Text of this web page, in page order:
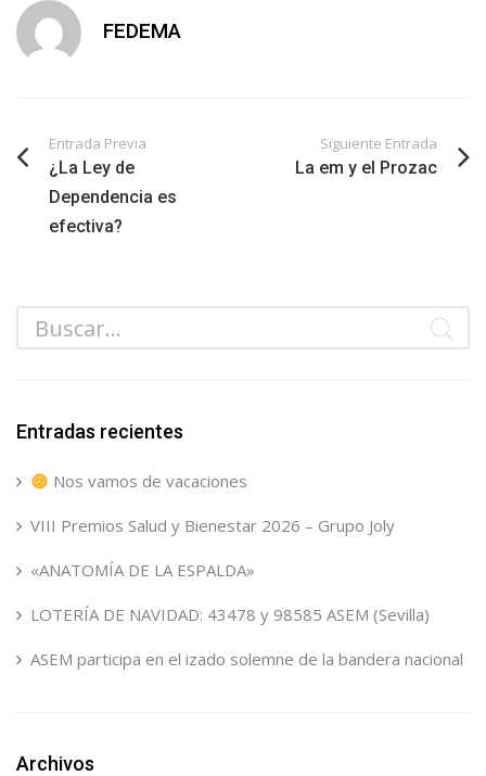
FEDEMA
Entrada Previa
¿La Ley de
Dependencia es
efectiva?
Siguiente Entrada
La em y el Prozac
Entradas recientes
Nos vamos de vacaciones
VIII Premios Salud y Bienestar 2026 – Grupo Joly
«ANATOMÍA DE LA ESPALDA»
LOTERÍA DE NAVIDAD: 43478 y 98585 ASEM (Sevilla)
ASEM participa en el izado solemne de la bandera nacional
Archivos